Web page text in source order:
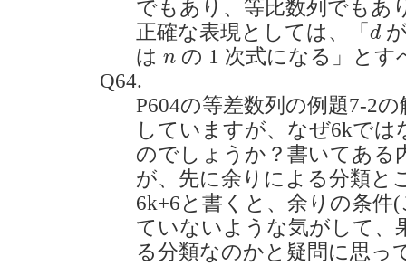
でもあり、等比数列でもあ
正確な表現としては、「 d
d
は n
n の 1 次式になる」とす
Q64.
P604の等差数列の例題7-2
していますが、なぜ6kで
のでしょうか？書いてある
が、先に余りによる分類と
6k+6と書くと、余りの条
ていないような気がして、
る分類なのかと疑問に思っ